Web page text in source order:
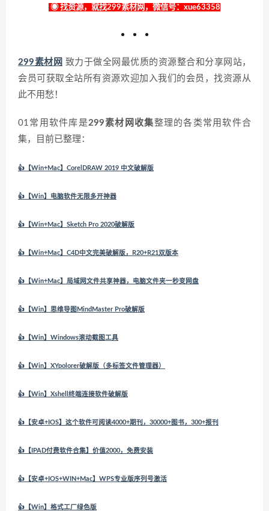
◉ 找资源，就找299素材网，微信号：xue63358
299素材网 致力于做全网最优质的资源整合和分享网站，
会员可获取全站所有资源欢迎加入我们的会员，找资源从
此不用愁！
01常用软件库是299素材网收集 整理的各类常用软件合
集，目前已整理：
👍【Win+Mac】CorelDRAW 2019 中文破解版
👍【Win】电脑软件无限多开神器
👍【Win+Mac】Sketch Pro 2020破解版
👍【Win+Mac】C4D中文完美破解版，R20+R21双版本
👍【Win+Mac】局域网文件共享神器，电脑文件夹一秒变网盘
👍【Win】思维导图MindMaster Pro破解版
👍【Win】Windows滚动截图工具
👍【Win】XYpolorer破解版（多标签文件管理器）
👍【Win】Xshell终端连接软件破解版
👍【安卓+IOS】这个软件可阅读4000+期刊，30000+图书，300+报刊
👍【IPAD付费软件合集】价值2000，免费安装
👍【安卓+IOS+WIN+Mac】WPS专业版序列号激活
👍【Win】格式工厂绿色版